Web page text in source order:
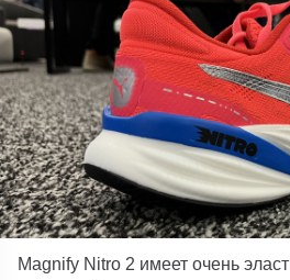
Magnify Nitro 2 имеет очень